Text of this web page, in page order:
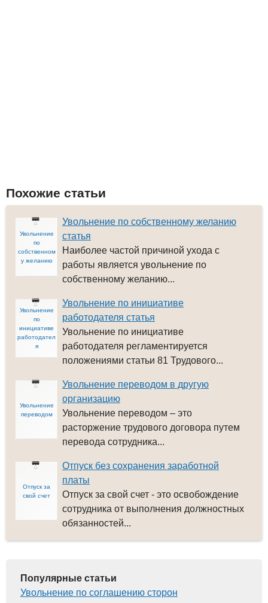
Похожие статьи
Увольнение
по
собственном
у желанию
Увольнение по собственному желанию
статья
Наиболее частой причиной ухода с
работы является увольнение по
собственному желанию...
Увольнение
по
инициативе
работодател
я
Увольнение по инициативе
работодателя статья
Увольнение по инициативе
работодателя регламентируется
положениями статьи 81 Трудового...
Увольнение
переводом
Увольнение переводом в другую
организацию
Увольнение переводом – это
расторжение трудового договора путем
перевода сотрудника...
Отпуск за
свой счет
Отпуск без сохранения заработной
платы
Отпуск за свой счет - это освобождение
сотрудника от выполнения должностных
обязанностей...
Популярные статьи
Увольнение по соглашению сторон